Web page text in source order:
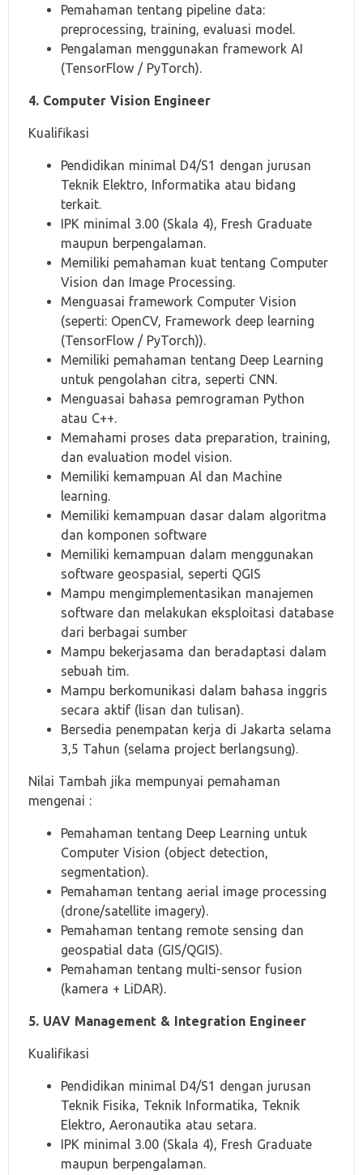
Pemahaman tentang pipeline data:
preprocessing, training, evaluasi model.
Pengalaman menggunakan framework AI
(TensorFlow / PyTorch).
4. Computer Vision Engineer
Kualifikasi
Pendidikan minimal D4/S1 dengan jurusan
Teknik Elektro, Informatika atau bidang
terkait.
IPK minimal 3.00 (Skala 4), Fresh Graduate
maupun berpengalaman.
Memiliki pemahaman kuat tentang Computer
Vision dan Image Processing.
Menguasai framework Computer Vision
(seperti: OpenCV, Framework deep learning
(TensorFlow / PyTorch)).
Memiliki pemahaman tentang Deep Learning
untuk pengolahan citra, seperti CNN.
Menguasai bahasa pemrograman Python
atau C++.
Memahami proses data preparation, training,
dan evaluation model vision.
Memiliki kemampuan Al dan Machine
learning.
Memiliki kemampuan dasar dalam algoritma
dan komponen software
Memiliki kemampuan dalam menggunakan
software geospasial, seperti QGIS
Mampu mengimplementasikan manajemen
software dan melakukan eksploitasi database
dari berbagai sumber
Mampu bekerjasama dan beradaptasi dalam
sebuah tim.
Mampu berkomunikasi dalam bahasa inggris
secara aktif (lisan dan tulisan).
Bersedia penempatan kerja di Jakarta selama
3,5 Tahun (selama project berlangsung).
Nilai Tambah jika mempunyai pemahaman
mengenai :
Pemahaman tentang Deep Learning untuk
Computer Vision (object detection,
segmentation).
Pemahaman tentang aerial image processing
(drone/satellite imagery).
Pemahaman tentang remote sensing dan
geospatial data (GIS/QGIS).
Pemahaman tentang multi-sensor fusion
(kamera + LiDAR).
5. UAV Management & Integration Engineer
Kualifikasi
Pendidikan minimal D4/S1 dengan jurusan
Teknik Fisika, Teknik Informatika, Teknik
Elektro, Aeronautika atau setara.
IPK minimal 3.00 (Skala 4), Fresh Graduate
maupun berpengalaman.